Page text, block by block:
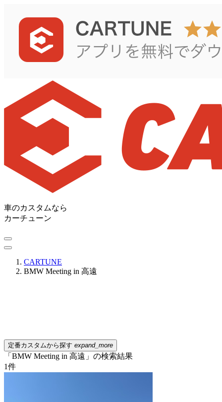
車のカスタムなら
カーチューン
CARTUNE
BMW Meeting in 高遠
定番カスタムから探す expand_more
「BMW Meeting in 高遠」の検索結果
1件